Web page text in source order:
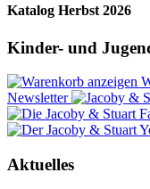
Katalog Herbst 2026
Kinder- und
Newsletter
Aktuelles